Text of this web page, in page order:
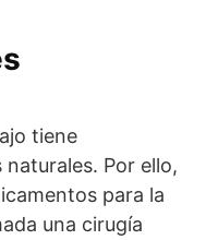
tiene
Por ello,
para la
una cirugía